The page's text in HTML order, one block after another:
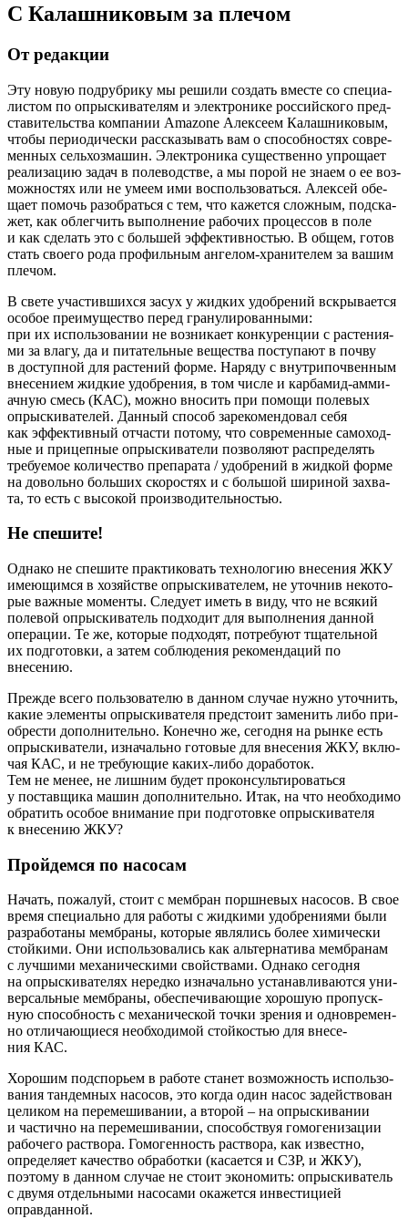
С Калашниковым за плечом
От редакции
Эту новую под­руб­ри­ку мы реши­ли создать вме­сте со спе­ци­а­
ли­стом по опрыс­ки­ва­те­лям и элек­тро­ни­ке рос­сий­ско­го пред­
ста­ви­тель­ства ком­па­нии Amazone Алек­се­ем Калаш­ни­ко­вым,
что­бы пери­о­ди­че­ски рас­ска­зы­вать вам о спо­соб­но­стях совре­
мен­ных сель­хоз­ма­шин. Элек­тро­ни­ка суще­ствен­но упро­ща­ет
реа­ли­за­цию задач в поле­вод­стве, а мы порой не зна­ем о ее воз­
мож­но­стях или не уме­ем ими вос­поль­зо­вать­ся. Алек­сей обе­
ща­ет помочь разо­брать­ся с тем, что кажет­ся слож­ным, под­ска­
жет, как облег­чить выпол­не­ние рабо­чих про­цес­сов в поле
и как сде­лать это с боль­шей эффек­тив­но­стью. В общем, готов
стать сво­е­го рода про­филь­ным анге­лом-хра­ни­те­лем за вашим
плечом.
В све­те уча­стив­ших­ся засух у жид­ких удоб­ре­ний вскры­ва­ет­ся
осо­бое пре­иму­ще­ство перед гра­ну­ли­ро­ван­ны­ми:
при их исполь­зо­ва­нии не воз­ни­ка­ет кон­ку­рен­ции с рас­те­ни­я­
ми за вла­гу, да и пита­тель­ные веще­ства посту­па­ют в поч­ву
в доступ­ной для рас­те­ний фор­ме. Наря­ду с внут­ри­поч­вен­ным
вне­се­ни­ем жид­кие удоб­ре­ния, в том чис­ле и кар­ба­мид-амми­
ач­ную смесь (КАС), мож­но вно­сить при помо­щи поле­вых
опрыс­ки­ва­те­лей. Дан­ный спо­соб заре­ко­мен­до­вал себя
как эффек­тив­ный отча­сти пото­му, что совре­мен­ные само­ход­
ные и при­цеп­ные опрыс­ки­ва­те­ли поз­во­ля­ют рас­пре­де­лять
тре­бу­е­мое коли­че­ство пре­па­ра­та / удоб­ре­ний в жид­кой фор­ме
на доволь­но боль­ших ско­ро­стях и с боль­шой шири­ной захва­
та, то есть с высо­кой производительностью.
Не спешите!
Одна­ко не спе­ши­те прак­ти­ко­вать тех­но­ло­гию вне­се­ния ЖКУ
име­ю­щим­ся в хозяй­стве опрыс­ки­ва­те­лем, не уточ­нив неко­то­
рые важ­ные момен­ты. Сле­ду­ет иметь в виду, что не вся­кий
поле­вой опрыс­ки­ва­тель под­хо­дит для выпол­не­ния дан­ной
опе­ра­ции. Те же, кото­рые под­хо­дят, потре­бу­ют тща­тель­ной
их под­го­тов­ки, а затем соблю­де­ния реко­мен­да­ций по
внесению.
Преж­де все­го поль­зо­ва­те­лю в дан­ном слу­чае нуж­но уточ­нить,
какие эле­мен­ты опрыс­ки­ва­те­ля пред­сто­ит заме­нить либо при­
об­ре­сти допол­ни­тель­но. Конеч­но же, сего­дня на рын­ке есть
опрыс­ки­ва­те­ли, изна­чаль­но гото­вые для вне­се­ния ЖКУ, вклю­
чая КАС, и не тре­бу­ю­щие каких-либо дора­бо­ток.
Тем не менее, не лиш­ним будет про­кон­суль­ти­ро­вать­ся
у постав­щи­ка машин допол­ни­тель­но. Итак, на что необ­хо­ди­мо
обра­тить осо­бое вни­ма­ние при под­го­тов­ке опрыс­ки­ва­те­ля
к вне­се­нию ЖКУ?
Пройдемся по насосам
Начать, пожа­луй, сто­ит с мем­бран порш­не­вых насо­сов. В свое
вре­мя спе­ци­аль­но для рабо­ты с жид­ки­ми удоб­ре­ни­я­ми были
раз­ра­бо­та­ны мем­бра­ны, кото­рые явля­лись более хими­че­ски
стой­ки­ми. Они исполь­зо­ва­лись как аль­тер­на­ти­ва мем­бра­нам
с луч­ши­ми меха­ни­че­ски­ми свой­ства­ми. Одна­ко сего­дня
на опрыс­ки­ва­те­лях неред­ко изна­чаль­но уста­нав­ли­ва­ют­ся уни­
вер­саль­ные мем­бра­ны, обес­пе­чи­ва­ю­щие хоро­шую про­пуск­
ную спо­соб­ность с меха­ни­че­ской точ­ки зре­ния и одно­вре­мен­
но отли­ча­ю­щи­е­ся необ­хо­ди­мой стой­ко­стью для вне­се­
ния КАС.
Хоро­шим под­спо­рьем в рабо­те ста­нет воз­мож­ность исполь­зо­
ва­ния тан­дем­ных насо­сов, это когда один насос задей­ство­ван
цели­ком на пере­ме­ши­ва­нии, а вто­рой – на опрыс­ки­ва­нии
и частич­но на пере­ме­ши­ва­нии, спо­соб­ствуя гомо­ге­ни­за­ции
рабо­че­го рас­тво­ра. Гомо­ген­ность рас­тво­ра, как извест­но,
опре­де­ля­ет каче­ство обра­бот­ки (каса­ет­ся и СЗР, и ЖКУ),
поэто­му в дан­ном слу­чае не сто­ит эко­но­мить: опрыс­ки­ва­тель
с дву­мя отдель­ны­ми насо­са­ми ока­жет­ся инве­сти­ци­ей
оправданной.